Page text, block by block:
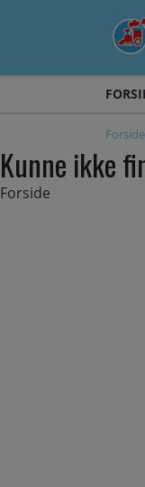
Forside
Kunne ikke
Forside